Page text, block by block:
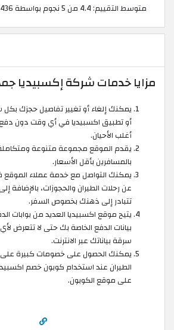
متوسط التقييم: 4.4 من 5 نجوم بواسطة 41436 مستخدم
مزايا خدمات شركة إكسبيديا
يمكنك إلغاء أو تغيير تفاصيل حجزك
أو تطبيق اكسبيديا في أي وقت دون دفع
أغلب الأحيان.
يقدم الموقع مجموعة متنوعة
بالمسافرين بأقل الأسعار.
يمكنك التواصل مع خدمة عملاء
عن رحلات الطيران والحجوزات، بالإضافة
تتبادر إلى ذهنك بخصوص السفر.
يتيح موقع اكسبيديا العديد من بوابات
بيانات الدفع الخاصة بك حتى لا تتعرض
سرقة بياناتك عبر الانترنت.
يمكنك الحصول على خصومات كبيرة على
على موقع الكوبون.